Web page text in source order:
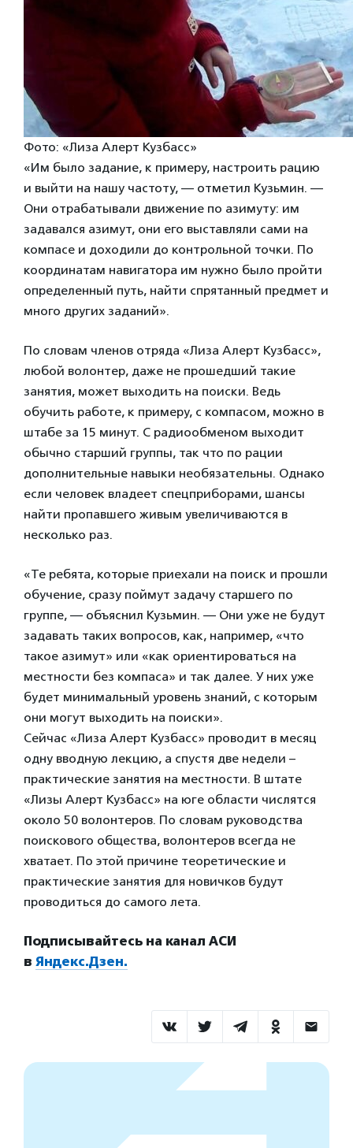
Фото: «Лиза Алерт Кузбасс»
«Им было задание, к примеру, настроить рацию
и выйти на нашу частоту, — отметил Кузьмин. —
Они отрабатывали движение по азимуту: им
задавался азимут, они его выставляли сами на
компасе и доходили до контрольной точки. По
координатам навигатора им нужно было пройти
определенный путь, найти спрятанный предмет и
много других заданий».
По словам членов отряда «Лиза Алерт Кузбасс»,
любой волонтер, даже не прошедший такие
занятия, может выходить на поиски. Ведь
обучить работе, к примеру, с компасом, можно в
штабе за 15 минут. С радиообменом выходит
обычно старший группы, так что по рации
дополнительные навыки необязательны. Однако
если человек владеет спецприборами, шансы
найти пропавшего живым увеличиваются в
несколько раз.
«Те ребята, которые приехали на поиск и прошли
обучение, сразу поймут задачу старшего по
группе, — объяснил Кузьмин. — Они уже не будут
задавать таких вопросов, как, например, «что
такое азимут» или «как ориентироваться на
местности без компаса» и так далее. У них уже
будет минимальный уровень знаний, с которым
они могут выходить на поиски».
Сейчас «Лиза Алерт Кузбасс» проводит в месяц
одну вводную лекцию, а спустя две недели –
практические занятия на местности. В штате
«Лизы Алерт Кузбасс» на юге области числятся
около 50 волонтеров. По словам руководства
поискового общества, волонтеров всегда не
хватает. По этой причине теоретические и
практические занятия для новичков будут
проводиться до самого лета.
Подписывайтесь на канал АСИ
в Яндекс.Дзен.